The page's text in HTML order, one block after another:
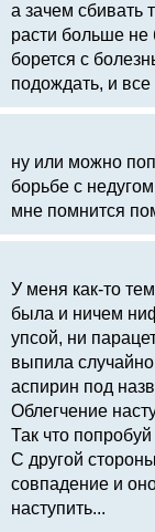
а зачем сбивать
расти больше не
борется с
подождать, и все
ну или можно
борьбе с недугом
мне помнится
У меня как-то
была и ничем
упсой, ни
выпила
аспирин под
Облегчение
Так что
С другой
совпадение и
наступить...